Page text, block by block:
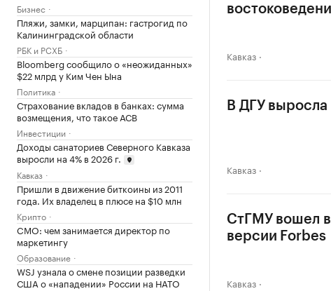
Бизнес
Пляжи, замки, марципан: гастрогид по
Калининградской области
РБК и РСХБ
Bloomberg сообщило о «неожиданных»
$22 млрд у Ким Чен Ына
Политика
Страхование вкладов в банках: сумма
возмещения, что такое АСВ
Инвестиции
Доходы санаториев Северного Кавказа
выросли на 4% в 2026 г.
Кавказ
Пришли в движение биткоины из 2011
года. Их владелец в плюсе на $10 млн
Крипто
CMO: чем занимается директор по
маркетингу
Образование
WSJ узнала о смене позиции разведки
США о «нападении» России на НАТО
Кавказ
В ДГУ выросла
Кавказ
СтГМУ вошел в
версии Forbes
Кавказ